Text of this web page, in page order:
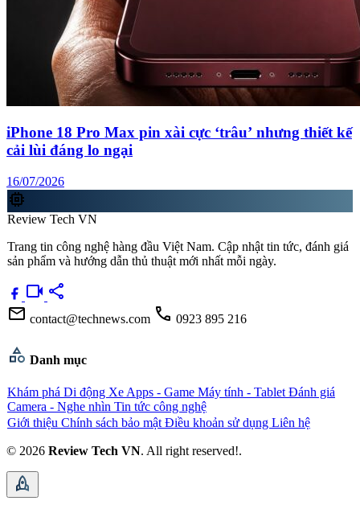
iPhone 18 Pro Max pin xài cực ‘trâu’ nhưng thiết kế
cải lùi đáng lo ngại
16/07/2026
memory
Review Tech VN
Trang tin công nghệ hàng đầu Việt Nam. Cập nhật tin tức, đánh giá
sản phẩm và hướng dẫn thủ thuật mới nhất mỗi ngày.
videocam share
mail contact@technews.com call 0923 895 216
category Danh mục
Khám phá Di động Xe Apps - Game Máy tính - Tablet Đánh giá
Camera - Nghe nhìn Tin tức công nghệ
Giới thiệu Chính sách bảo mật Điều khoản sử dụng Liên hệ
© 2026 Review Tech VN. All right reserved!.
rocket